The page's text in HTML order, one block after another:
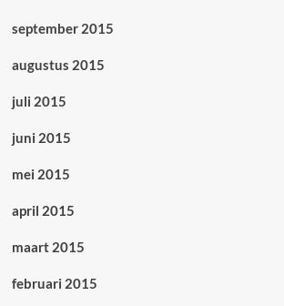
september 2015
augustus 2015
juli 2015
juni 2015
mei 2015
april 2015
maart 2015
februari 2015